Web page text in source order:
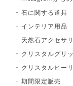
石に関する道具
インテリア用品
天然石アクセサ
クリスタルグリ
クリスタルヒー
期間限定販売